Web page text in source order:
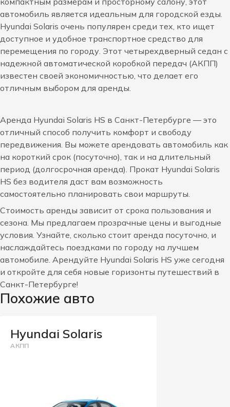
автомобиль является идеальным для городской езды.
Hyundai Solaris очень популярен среди тех, кто ищет
доступное и удобное транспортное средство для
перемещения по городу. Этот четырехдверный седан с
надежной автоматической коробкой передач (АКПП)
известен своей экономичностью, что делает его
отличным выбором для аренды.
Аренда Hyundai Solaris HS в Санкт-Петербурге — это
отличный способ получить комфорт и свободу
передвижения. Вы можете арендовать автомобиль как
на короткий срок (посуточно), так и на длительный
период (долгосрочная аренда). Прокат Hyundai Solaris
HS без водителя даст вам возможность
самостоятельно планировать свои маршруты.
Стоимость аренды зависит от срока пользования и
сезона. Мы предлагаем прозрачные цены и выгодные
условия. Узнайте, сколько стоит аренда посуточно, и
наслаждайтесь поездками по городу на лучшем
автомобиле. Арендуйте Hyundai Solaris HS уже сегодня
и откройте для себя новые горизонты путешествий в
Санкт-Петербурге!
Похожие авто
Hyundai Solaris